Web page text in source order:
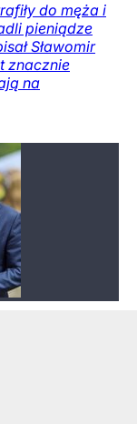
do męża i
pieniądze
Sławomir
znacznie
na